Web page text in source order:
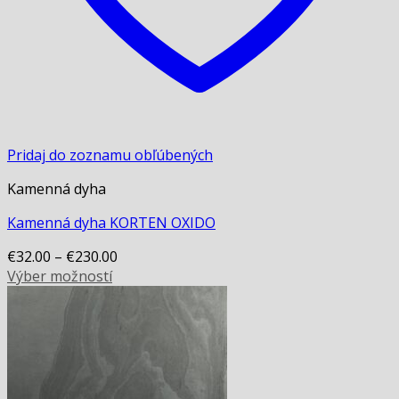
Pridaj do zoznamu obľúbených
Kamenná dyha
Kamenná dyha KORTEN OXIDO
€32.00 – €230.00
Výber možností
variants.